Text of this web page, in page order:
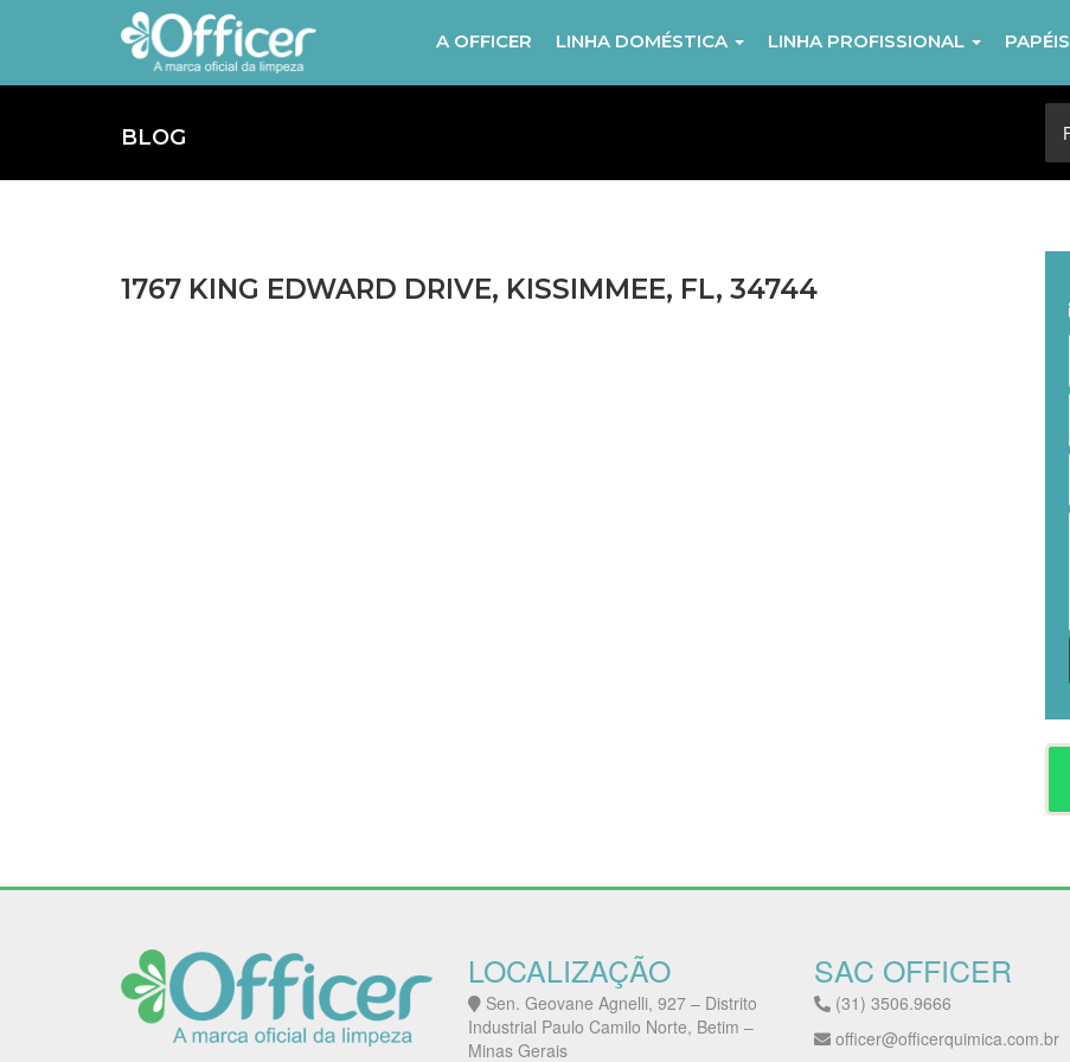
A OFFICER LINHA DOMÉSTICA LINHA PROFISSIONAL PAPÉIS
BLOG
1767 KING EDWARD DRIVE, KISSIMMEE, FL, 34744
LOCALIZAÇÃO
Sen. Geovane Agnelli, 927 – Distrito
Industrial Paulo Camilo Norte, Betim –
Minas Gerais
SAC OFFICER
(31) 3506.9666
officer@officerquimica.com.br